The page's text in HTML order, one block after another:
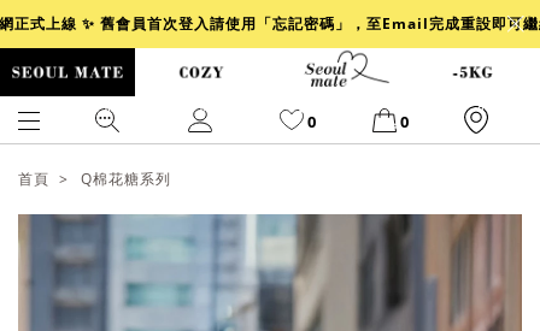
正式上線 ✨ 舊會員首次登入請使用「忘記密碼」，至Email完成重設即可
0 0
爆乳
小香風 透膚 小香
首頁 Q棉花糖系列